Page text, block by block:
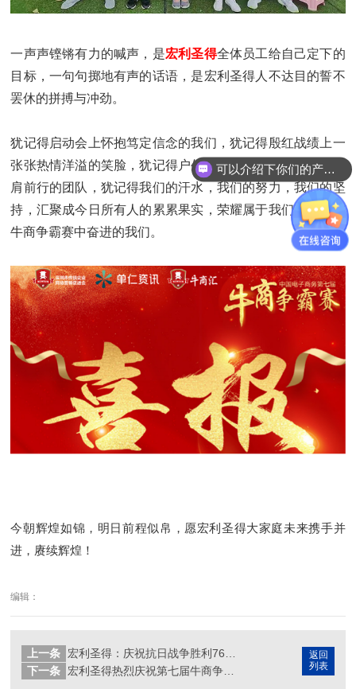
一声声铿锵有力的喊声，是宏利圣得全体员工给自己定下的
目标，一句句掷地有声的话语，是宏利圣得人不达目的誓不
罢休的拼搏与冲劲。
犹记得启动会上怀抱笃定信念的我们，犹记得殷红战绩上一
张张热情洋溢的笑脸，犹记得户外拓展训练中突破极限、并
肩前行的团队，犹记得我们的汗水，我们的努力，我们的坚
持，汇聚成今日所有人的累累果实，荣耀属于我们，所有在
牛商争霸赛中奋进的我们。
今朝辉煌如锦，明日前程似帛，愿宏利圣得大家庭未来携手并
进，赓续辉煌！
编辑：
返回
列表
上一条
下一条
宏利圣得热烈庆祝第七届牛商争霸赛山东战区中期素质拓展圆满成功！
可以介绍下你们的产品么？